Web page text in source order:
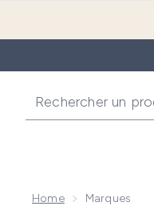
Home Marques